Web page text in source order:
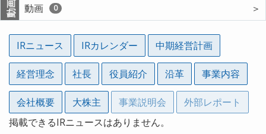
動画 動画 0 ＞
IRニュース IRカレンダー 中期経営計画
経営理念 社長 役員紹介 沿革 事業内容
会社概要 大株主 事業説明会
外部レポート
掲載できるIRニュースはありません。